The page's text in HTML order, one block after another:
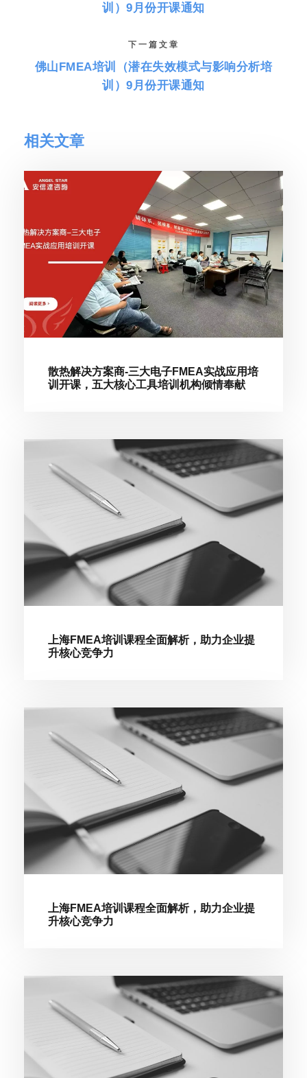
训）9月份开课通知
下一篇文章
佛山FMEA培训（潜在失效模式与影响分析培
训）9月份开课通知
相关文章
散热解决方案商-三大电子FMEA实战应用培
训开课，五大核心工具培训机构倾情奉献
上海FMEA培训课程全面解析，助力企业提
升核心竞争力
上海FMEA培训课程全面解析，助力企业提
升核心竞争力